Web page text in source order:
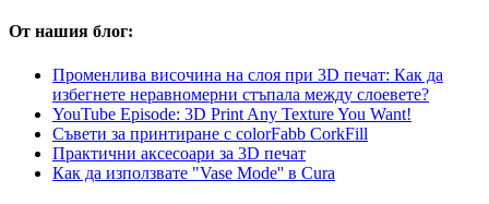
От нашия блог:
Променлива височина на слоя при 3D печат: Как да
избегнете неравномерни стъпала между слоевете?
YouTube Episode: 3D Print Any Texture You Want!
Съвети за принтиране с colorFabb CorkFill
Практични аксесоари за 3D печат
Как да използвате "Vase Mode'' в Cura